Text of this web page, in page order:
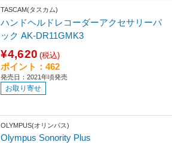
TASCAM(タスカム)
ハンドヘルドレコーダーアクセサリーパ
ック AK-DR11GMK3
¥4,620 (税込)
ポイント：462
発売日：2021年頃発売
お取り寄せ
OLYMPUS(オリンパス)
Olympus Sonority Plus